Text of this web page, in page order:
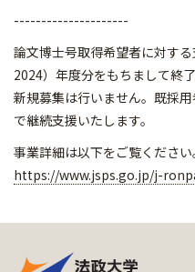
---------------------
論文博士号取得希望者に対す
2024）年度分をもちまして終
新規募集は行いません。 既採
で継続支援いたします。
事業詳細は以下をご覧ください
https://www.jsps.go.jp/j-